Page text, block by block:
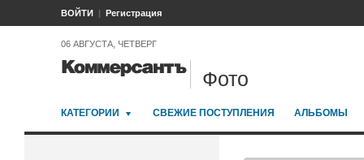
ВОЙТИ Регистрация
06 АВГУСТА, ЧЕТВЕРГ
Фото
КАТЕГОРИИ СВЕЖИЕ ПОСТУПЛЕНИЯ АЛЬБОМЫ